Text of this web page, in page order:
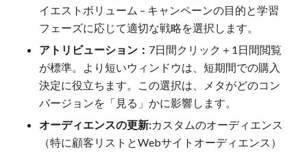
イエストボリューム – キャンペーンの目的と学習
フェーズに応じて適切な戦略を選択します。
アトリビューション： 7日間クリック＋1日間閲覧
が標準。より短いウィンドウは、短期間での購入
決定に役立ちます。この選択は、メタがどのコン
バージョンを「見る」かに影響します。
オーディエンスの更新:カスタムのオーディエンス
（特に顧客リストとWebサイトオーディエンス）